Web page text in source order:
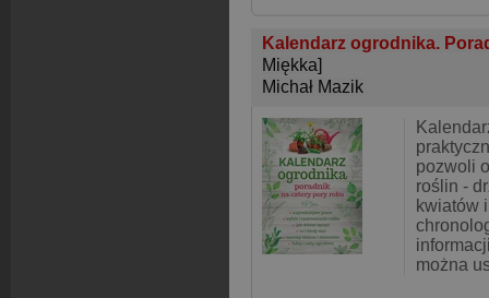
Kalendarz ogrodnika.
Miękka]
Michał Mazik
pozwoli
roślin -
kwiatów
można